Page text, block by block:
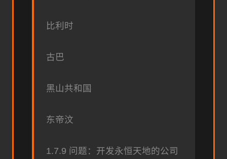
比利时
古巴
黑山共和国
东帝汶
1.7.9 问题：开发永恒天地的公司